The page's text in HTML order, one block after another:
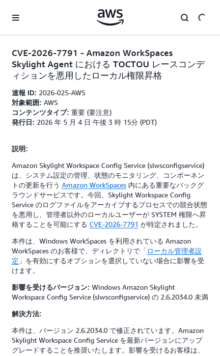
CVE-2026-7791 - Amazon WorkSpaces
Skylight Agent における TOCTOU レースコンデ
ィションを悪用したローカル権限昇格
速報 ID: 2026-025-AWS
対象範囲: AWS
コンテンツタイプ: 重要 (要注意)
発行日: 2026 年 5 月 4 日 午後 3 時 15分 (PDT)
説明:
Amazon Skylight Workspace Config Service (slwsconfigservice)
は、システム設定の管理、状態のモニタリング、コンポーネン
トの更新を行う Amazon WorkSpaces 内にある重要なバックグ
ラウンドサービスです。今回、Skylight Workspace Config
Service のログファイルをアーカイブするプロセスでの競合状態
を悪用し、管理者以外のローカルユーザーが SYSTEM 権限へ昇
格することを可能にする CVE-2026-7791 が特定されました。
本件は、Windows WorkSpaces を利用されている Amazon
WorkSpaces のお客様で、ディレクトリで「ローカル管理者設
定 」を有効にするオプションを選択していない場合に影響を受
けます。
影響を受けるバージョン: Windows Amazon Skylight
Workspace Config Service (slwsconfigservice) の 2.6.2034.0 未満
解決方法:
本件は、バージョン 2.6.2034.0 で修正されています。Amazon
Skylight Workspace Config Service を最新バージョンにアップ
グレードすることを推奨いたします。影響を受けるお客様は、